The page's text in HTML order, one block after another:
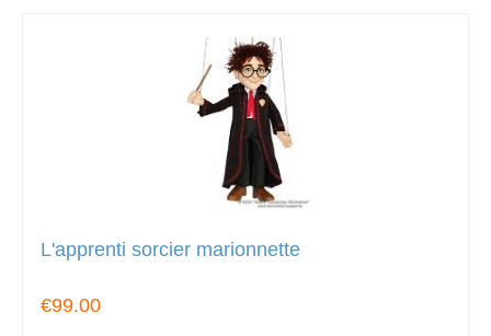
L'apprenti sorcier marionnette
€99.00